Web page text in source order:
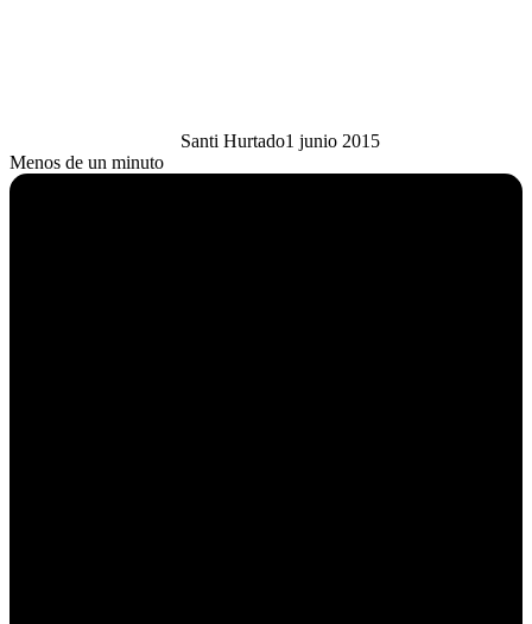
Santi Hurtado1 junio 2015
Menos de un minuto